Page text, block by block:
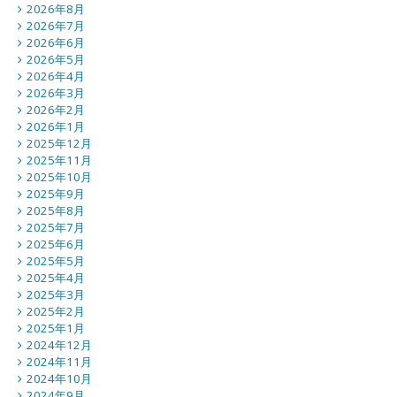
2026年8月
2026年7月
2026年6月
2026年5月
2026年4月
2026年3月
2026年2月
2026年1月
2025年12月
2025年11月
2025年10月
2025年9月
2025年8月
2025年7月
2025年6月
2025年5月
2025年4月
2025年3月
2025年2月
2025年1月
2024年12月
2024年11月
2024年10月